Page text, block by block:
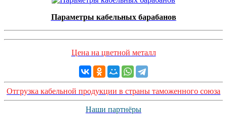
Параметры кабельных барабанов
Цена на цветной металл
Отгрузка кабельной продукции в страны таможенного союза
Наши партнёры